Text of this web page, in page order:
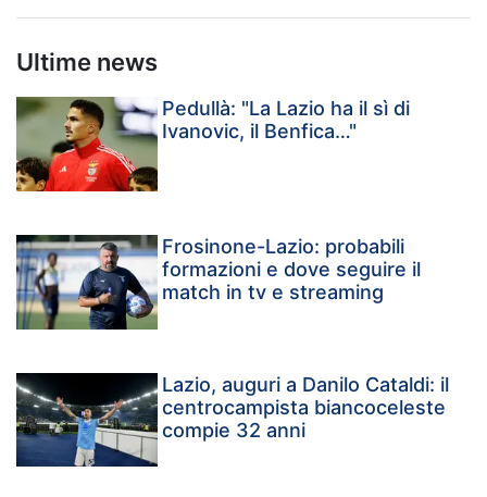
Ultime news
Pedullà: "La Lazio ha il sì di
Ivanovic, il Benfica…"
Frosinone-Lazio: probabili
formazioni e dove seguire il
match in tv e streaming
Lazio, auguri a Danilo Cataldi: il
centrocampista biancoceleste
compie 32 anni